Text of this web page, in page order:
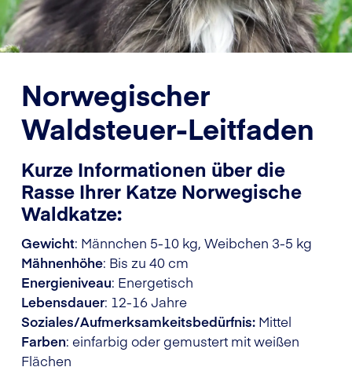
Norwegischer
Waldsteuer-Leitfaden
Kurze Informationen über die
Rasse Ihrer Katze Norwegische
Waldkatze:
Gewicht: Männchen 5-10 kg, Weibchen 3-5 kg
Mähnenhöhe: Bis zu 40 cm
Energieniveau: Energetisch
Lebensdauer: 12-16 Jahre
Soziales/Aufmerksamkeitsbedürfnis: Mittel
Farben: einfarbig oder gemustert mit weißen
Flächen